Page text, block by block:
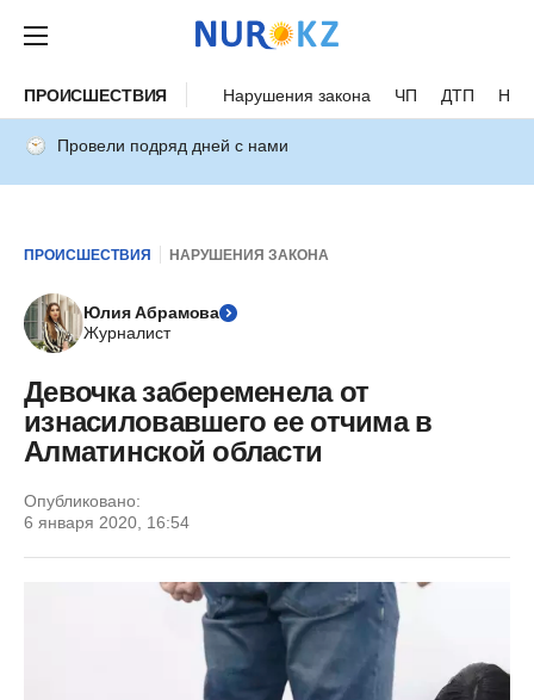
ПРОИСШЕСТВИЯ Нарушения закона ЧП ДТП
Провели подряд дней с нами
ПРОИСШЕСТВИЯ НАРУШЕНИЯ ЗАКОНА
Юлия Абрамова
Журналист
Девочка забеременела от
изнасиловавшего ее отчима в
Алматинской области
Опубликовано:
6 января 2020, 16:54